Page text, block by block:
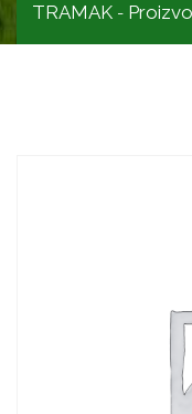
TRAMAK -